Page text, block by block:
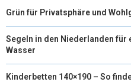
Grün für Privatsphäre und
Segeln in den Niederlanden für
Wasser
Kinderbetten 140×190 – So